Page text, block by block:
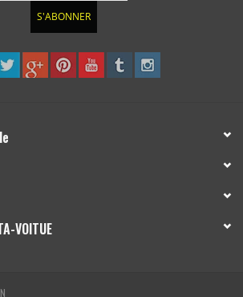
S'ABONNER
VOITUE